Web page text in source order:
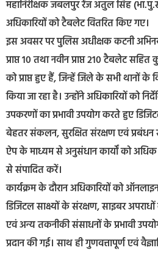
महानिरीक्षक जबलपुर रेंज अतुल सिंह
अधिकारियों को टैबलेट वितरित किए गए।
इस अवसर पर पुलिस अधीक्षक कटनी अभिनय
प्राप्त 10 तथा नवीन प्राप्त 210 टैबलेट
को प्राप्त हुए हैं, जिन्हें जिले के सभी थानों के
किया जा रहा है। उन्होंने अधिकारियों को
उपकरणों का प्रभावी उपयोग करते हुए
बेहतर संकलन, सुरक्षित संरक्षण एवं प्रबंधन
ऐप के माध्यम से अनुसंधान कार्यों को अधिक
से संपादित करें।
कार्यक्रम के दौरान अधिकारियों को
डिजिटल साक्ष्यों के संरक्षण, साइबर
एवं अन्य तकनीकी संसाधनों के प्रभावी
प्रदान की गई। साथ ही गुणवत्तापूर्ण एवं